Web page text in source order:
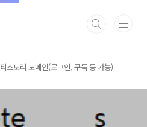
티스토리 도메인(로그인, 구독 등 가능)